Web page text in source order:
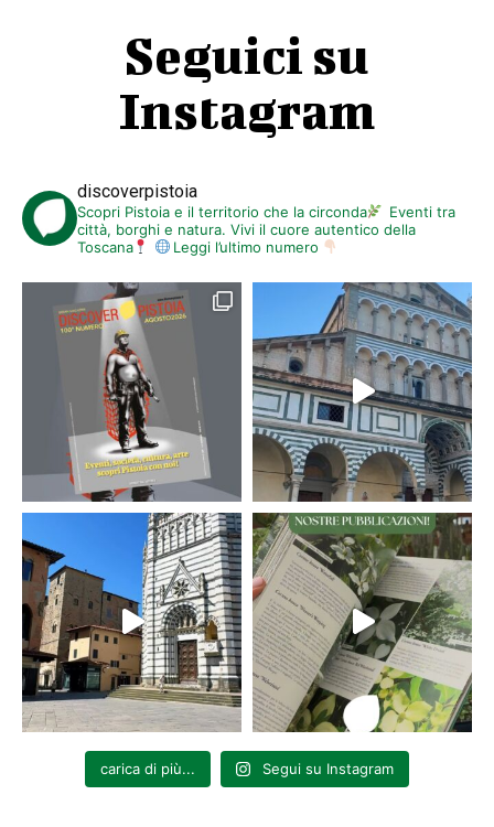
Seguici su
Instagram
discoverpistoia
Scopri Pistoia e il territorio che la circonda
Eventi tra
città, borghi e natura. Vivi il cuore autentico della
Toscana
Leggi l’ultimo numero
carica di più... Segui su Instagram